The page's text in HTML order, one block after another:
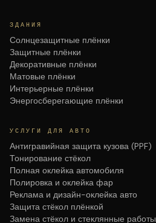
ЗДАНИЯ
Солнцезащитные плёнки
Защитные плёнки
Декоративные плёнки
Матовые плёнки
Интерьерные плёнки
Энергосберегающие плёнки
УСЛУГИ ДЛЯ АВТО
Антигравийная защита кузова (PPF)
Тонирование стёкол
Полная оклейка автомобиля
Полировка и оклейка фар
Реклама и дизайн-оклейка авто
Защита стёкол плёнкой
Замена стёкол и стеклянные работы